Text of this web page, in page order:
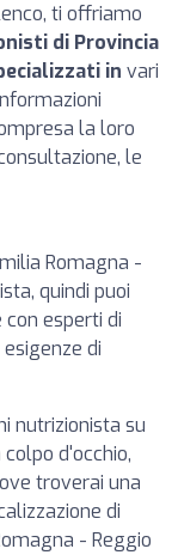
ti offriamo
di Provincia
in vari
la loro
le
Romagna -
quindi puoi
esperti di
di
nutrizionista su
d'occhio,
troverai una
di
- Reggio